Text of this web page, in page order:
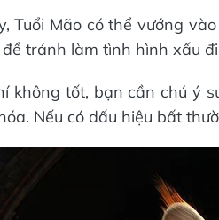
Tuổi Mão có thể vướng
tránh làm tình hình xấu
không tốt, bạn cần chú ý
Nếu có dấu hiệu bất